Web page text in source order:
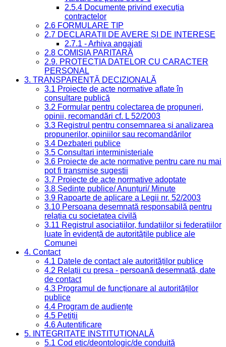
2.5.4 Documente privind execuția
contractelor
2.6 FORMULARE TIP
2.7 DECLARAȚII DE AVERE ȘI DE INTERESE
2.7.1 - Arhiva angajati
2.8 COMISIA PARITARĂ
2.9. PROTECȚIA DATELOR CU CARACTER
PERSONAL
3. TRANSPARENȚĂ DECIZIONALĂ
3.1 Proiecte de acte normative aflate în
consultare publică
3.2 Formular pentru colectarea de propuneri,
opinii, recomandări cf. L 52/2003
3.3 Registrul pentru consemnarea și analizarea
propunerilor, opiniilor sau recomandărilor
3.4 Dezbateri publice
3.5 Consultari interministeriale
3.6 Proiecte de acte normative pentru care nu mai
pot fi transmise sugestii
3.7 Proiecte de acte normative adoptate
3.8 Ședințe publice/ Anunțuri/ Minute
3.9 Rapoarte de aplicare a Legii nr. 52/2003
3.10 Persoana desemnată responsabilă pentru
relația cu societatea civilă
3.11 Registrul asociațiilor, fundațiilor și federațiilor
luate în evidență de autoritățile publice ale
Comunei
4. Contact
4.1 Datele de contact ale autorităților publice
4.2 Relații cu presa - persoană desemnată, date
de contact
4.3 Programul de funcționare al autorităților
publice
4.4 Program de audiențe
4.5 Petiții
4.6 Autentificare
5. INTEGRITATE INSTITUȚIONALĂ
5.1 Cod etic/deontologic/de conduită